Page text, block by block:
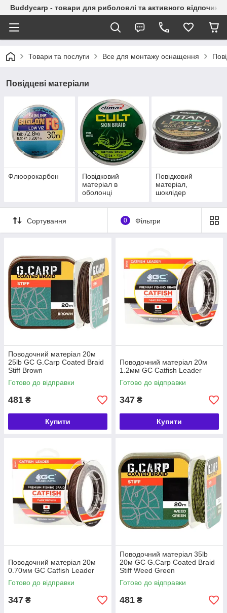
Buddycarp - товари для риболовлі та активного
Товари та послуги Все для монтажу оснащення
Повідцеві матеріали
Флюорокарбон
Повідковий
матеріал в
оболонці
Повідковий
матеріал,
шоклідер
Сортування 0 Фільтри
Поводочний матеріал 20м
25lb GC G.Carp Coated Braid
Stiff Brown
Готово до відправки
481 ₴
Купити
Поводочний матеріал 20м
1.2мм GC Catfish Leader
Готово до відправки
347 ₴
Купити
Поводочний матеріал 20м
0.70мм GC Catfish Leader
Готово до відправки
347 ₴
Поводочний матеріал 35lb
20м GC G.Carp Coated Braid
Stiff Weed Green
Готово до відправки
481 ₴